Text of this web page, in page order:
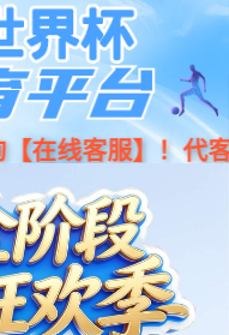
)官方网站